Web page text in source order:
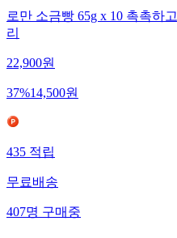
로만 소금빵 65g x 10 촉촉하
리
22,900원
37%14,500원
435 적립
무료배송
407명 구매중